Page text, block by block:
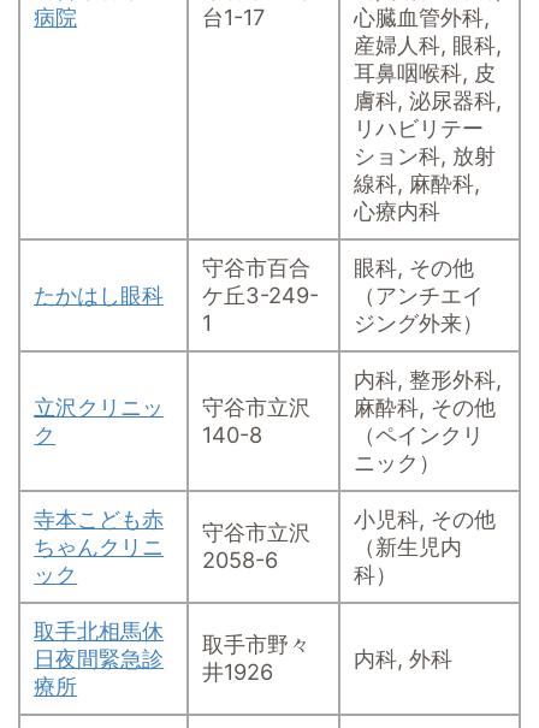
病院
台1-17
心臓血管外科,
産婦人科, 眼科,
耳鼻咽喉科, 皮
膚科, 泌尿器科,
リハビリテー
ション科, 放射
線科, 麻酔科,
心療内科
たかはし眼科
守谷市百合
ケ丘3-249-
1
眼科, その他
（アンチエイ
ジング外来）
立沢クリニッ
ク
守谷市立沢
140-8
内科, 整形外科,
麻酔科, その他
（ペインクリ
ニック）
寺本こども赤
ちゃんクリニ
ック
守谷市立沢
2058-6
小児科, その他
（新生児内
科）
取手北相馬休
日夜間緊急診
療所
取手市野々
井1926
内科, 外科